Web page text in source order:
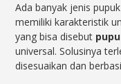
Ada banyak jenis
memiliki karakteristik
yang bisa disebut
universal. Solusinya
disesuaikan dan